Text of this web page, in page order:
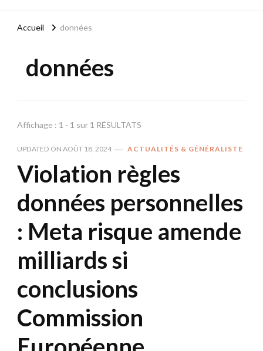
Accueil données
données
Affichage : 1 - 1 sur 1 RÉSULTATS
UPDATED ON AOÛT 18, 2024 ACTUALITÉS & GÉNÉRALISTE
Violation règles
données personnelles
: Meta risque amende
milliards si
conclusions
Commission